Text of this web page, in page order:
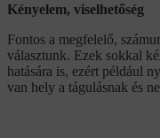
Kényelem, viselhetőség
Fontos a megfelelő,
választunk. Ezek sokkal
hatására is, ezért például
van hely a tágulásnak és